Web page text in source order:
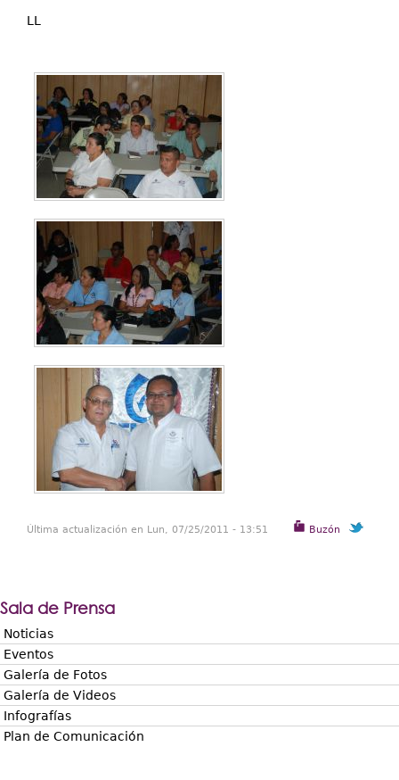
LL
Buzón
Última actualización en Lun, 07/25/2011 - 13:51
Sala de Prensa
Noticias
Eventos
Galería de Fotos
Galería de Videos
Infografías
Plan de Comunicación